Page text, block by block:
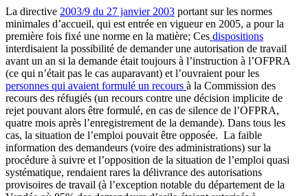
La directive 2003/9 du 27 janvier 2003 portant sur les normes
minimales d’accueil, qui est entrée en vigueur en 2005, a pour la
première fois fixé une norme en la matière; Ces dispositions
interdisaient la possibilité de demander une autorisation de travail
avant un an si la demande était toujours à l’instruction à l’OFPRA
(ce qui n’était pas le cas auparavant) et l’ouvraient pour les
personnes qui avaient formulé un recours à la Commission des
recours des réfugiés (un recours contre une décision implicite de
rejet pouvant alors être formulé, en cas de silence de l’OFPRA,
quatre mois après l’enregistrement de la demande). Dans tous les
cas, la situation de l’emploi pouvait être opposée. La faible
information des demandeurs (voire des administrations) sur la
procédure à suivre et l’opposition de la situation de l’emploi quasi
systématique, rendaient rares la délivrance des autorisations
provisoires de travail (à l’exception notable du département de la